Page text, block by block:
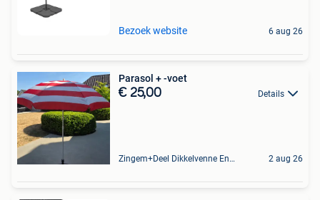
Bezoek website 6 aug 26
Parasol + -voet
€ 25,00 Details
Zingem+Deel Dikkelvenne En Nederzwalm-Hermelgem 2 aug 26